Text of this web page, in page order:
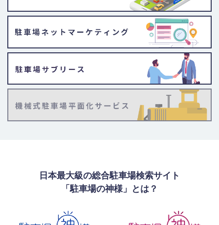
日本最大級の総合駐車場検索サイト
「駐車場の神様」とは？